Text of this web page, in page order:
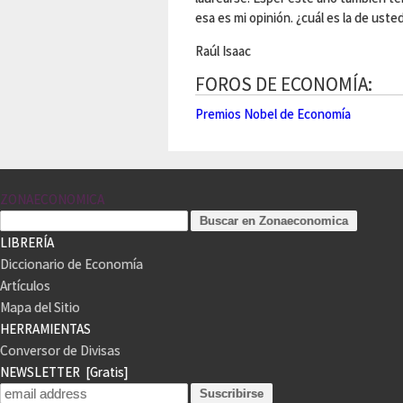
esa es mi opinión. ¿cuál es la de
Raúl Isaac
FOROS DE ECONOMÍA:
Premios Nobel de Economía
ZONAECONOMICA
LIBRERÍA
Diccionario de Economía
Artículos
Mapa del Sitio
HERRAMIENTAS
Conversor de Divisas
NEWSLETTER [Gratis]